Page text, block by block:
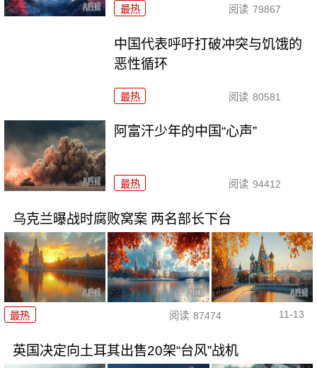
最热 阅读 79867
中国代表呼吁打破冲突与饥饿的
恶性循环
最热 阅读 80581
阿富汗少年的中国“心声”
最热 阅读 94412
乌克兰曝战时腐败窝案 两名部长下台
最热 阅读 87474 11-13
英国决定向土耳其出售20架“台风”战机